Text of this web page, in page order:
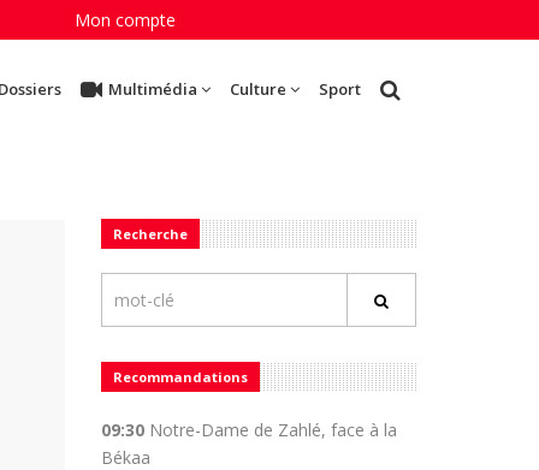
Mon compte
Multimédia Culture Sport
Recherche
Recommandations
09:30Notre-Dame de Zahlé, face à la
Békaa